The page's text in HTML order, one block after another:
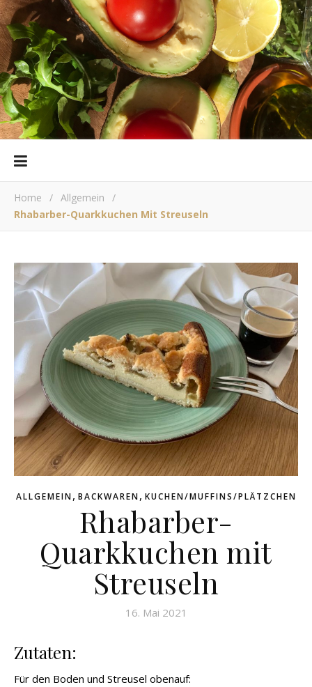
Home / Allgemein
/
Rhabarber-Quarkkuchen Mit Streuseln
ALLGEMEIN, BACKWAREN, KUCHEN/MUFFINS/PLÄTZCHEN
Rhabarber-
Quarkkuchen mit
Streuseln
16. Mai 2021
Zutaten:
Für den Boden und Streusel obenauf: